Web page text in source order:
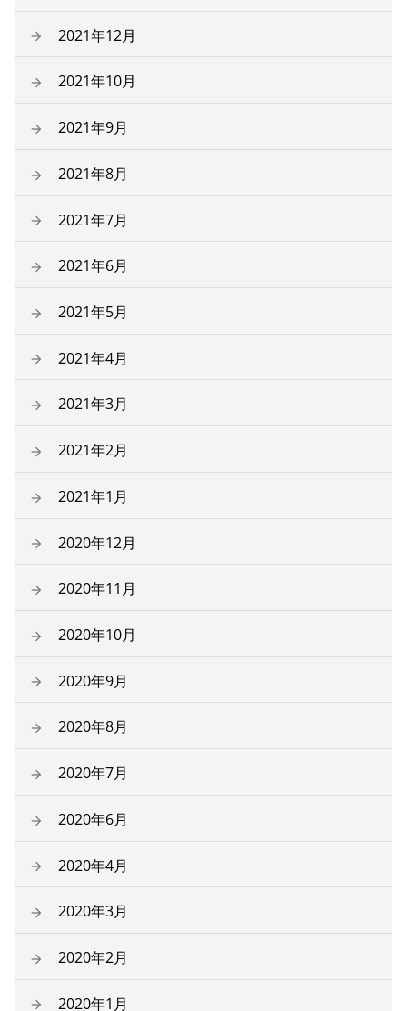
2021年12月
2021年10月
2021年9月
2021年8月
2021年7月
2021年6月
2021年5月
2021年4月
2021年3月
2021年2月
2021年1月
2020年12月
2020年11月
2020年10月
2020年9月
2020年8月
2020年7月
2020年6月
2020年4月
2020年3月
2020年2月
2020年1月